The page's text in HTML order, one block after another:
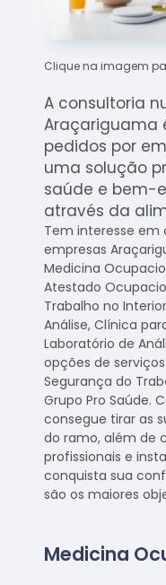
Clique na imagem
A consultoria
Araçariguama
pedidos por
uma solução
saúde e bem-
através da
Tem interesse em
empresas
Medicina
Atestado
Trabalho no
Análise, Clínica
Laboratório de
opções de
Segurança do
Grupo Pro Saúde.
consegue tirar as
do ramo, além de
profissionais e
conquista sua
são os maiores
Medicina